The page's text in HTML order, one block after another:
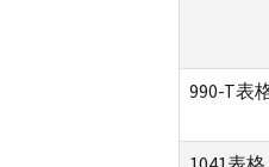
990-T表